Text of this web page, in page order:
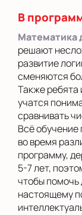
В
Математика
решают
развитие
сменяются
Также ребята
учатся
сравнивать
Всё
во время
программу,
5-7 лет,
чтобы помочь
настоящему